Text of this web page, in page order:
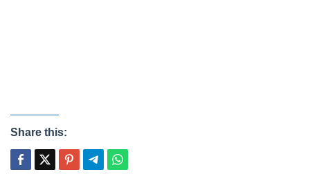
Share this: